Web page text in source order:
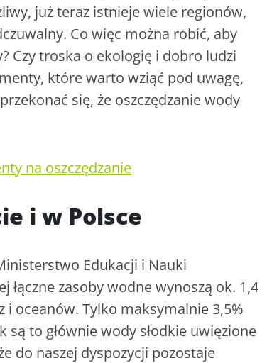
już teraz istnieje wiele regionów,
Co więc można robić, aby
Czy troska o ekologię i dobro ludzi
które warto wziąć pod uwagę,
się, że oszczędzanie wody
na oszczędzanie
i w Polsce
Edukacji i Nauki
zasoby wodne wynoszą ok. 1,4
i oceanów. Tylko maksymalnie 3,5%
to głównie wody słodkie uwięzione
do naszej dyspozycji pozostaje